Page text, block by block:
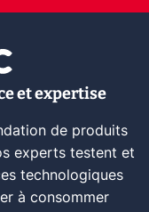
et expertise
de produits
experts testent et
technologiques
à consommer